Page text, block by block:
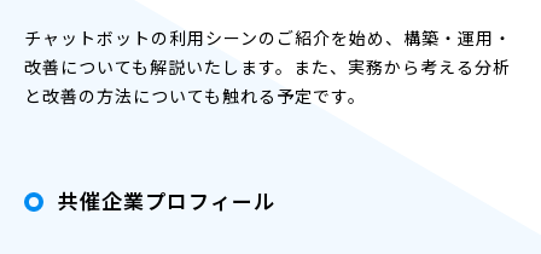
チャットボットの利用シーンのご紹介を始め、構築・運用・
改善についても解説いたします。また、実務から考える分析
と改善の方法についても触れる予定です。
共催企業プロフィール